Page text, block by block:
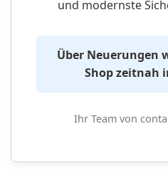
und modernste
Über Neuerungen
Shop zeitnah
Ihr Team von